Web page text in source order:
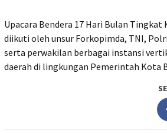
Upacara Bendera 17 Hari Bulan
diikuti oleh unsur Forkopimda, TNI,
serta perwakilan berbagai instansi
daerah di lingkungan Pemerintah Kota